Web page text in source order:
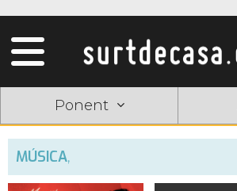
Ponent
MÚSICA,